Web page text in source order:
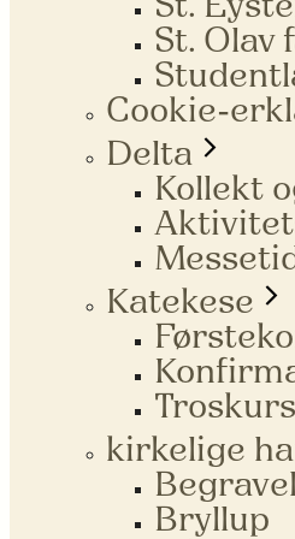
St.
St. Olav
Cookie-
Delta
Kollekt
Katekese
kirkelige
Bryllup